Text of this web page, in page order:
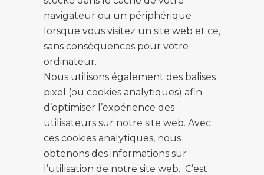
navigateur ou un périphérique
lorsque vous visitez un site web et ce,
sans conséquences pour votre
ordinateur.
Nous utilisons également des balises
pixel (ou cookies analytiques) afin
d’optimiser l’expérience des
utilisateurs sur notre site web. Avec
ces cookies analytiques, nous
obtenons des informations sur
l’utilisation de notre site web. C’est